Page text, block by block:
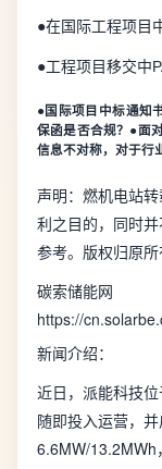
●在国际工程项目
●工程项目移交中
●国际项目中标通知
保函是否合规？ ●面
信息不对称，对于行
声明： 燃机电站
利之目的，同时
参考。版权归原所
碳索储能网
https://
新闻介绍：
近日，派能科技
随即投入运营，
6.6MW/13.2MWh